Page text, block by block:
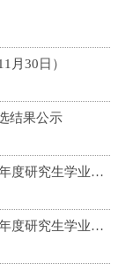
月30日）
结果公示
2025级全日制硕士研究生2025年度研究生学业奖学金评选公示
2024级全日制硕士研究生2025年度研究生学业奖学金评选公示